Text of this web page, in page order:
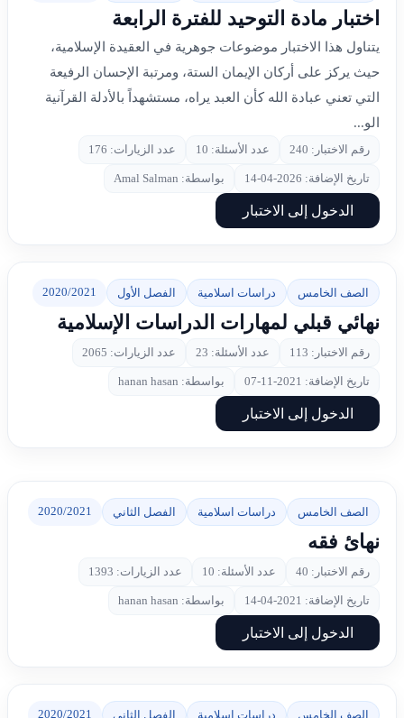
اختبار مادة التوحيد للفترة الرابعة
يتناول هذا الاختبار موضوعات جوهرية في العقيدة الإسلامية،
حيث يركز على أركان الإيمان الستة، ومرتبة الإحسان الرفيعة
التي تعني عبادة الله كأن العبد يراه، مستشهداً بالأدلة القرآنية
الو...
رقم الاختبار: 240 عدد الأسئلة: 10 عدد الزيارات: 176
تاريخ الإضافة: 2026-04-14 بواسطة: Amal Salman
الدخول إلى الاختبار
الصف الخامس دراسات اسلامية الفصل الأول 2020/2021
نهائي قبلي لمهارات الدراسات الإسلامية
رقم الاختبار: 113 عدد الأسئلة: 23 عدد الزيارات: 2065
تاريخ الإضافة: 2021-11-07 بواسطة: hanan hasan
الدخول إلى الاختبار
الصف الخامس دراسات اسلامية الفصل الثاني 2020/2021
نهائ فقه
رقم الاختبار: 40 عدد الأسئلة: 10 عدد الزيارات: 1393
تاريخ الإضافة: 2021-04-14 بواسطة: hanan hasan
الدخول إلى الاختبار
الصف الخامس دراسات اسلامية الفصل الثاني 2020/2021